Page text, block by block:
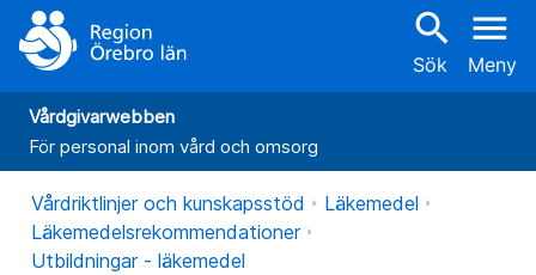
search
Sök
menu
Meny
Vårdgivarwebben
För personal inom vård och omsorg
Vårdriktlinjer och kunskapsstöd
Läkemedel
Läkemedelsrekommendationer
Utbildningar - läkemedel